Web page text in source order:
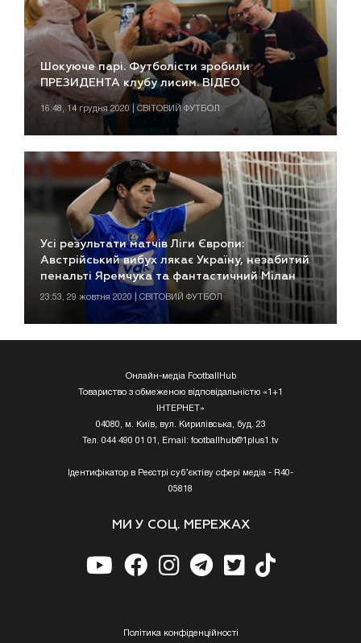
Шокуюче парі. Футболісти зробили
ПРЕЗИДЕНТА клубу лисим. ВІДЕО
16:48, 14 грудня 2020 | СВІТОВИЙ ФУТБОЛ
Усі результати матчів Ліги Європи:
Австрійський вибух лякає Україну, незабитий
пенальті Яремчука та фантастичний Мілан
23:53, 29 жовтня 2020 | СВІТОВИЙ ФУТБОЛ
Онлайн-медіа FootballHub
Товариство з обмеженою відповідальністю «1+1
ІНТЕРНЕТ»
04080, м. Київ, вул. Кирилівська, буд. 23
Тел. 044 490 01 01, Email: footballhub@1plus1.tv
Ідентифікатор в Реєстрі суб’єктіву сфері медіа - R40-
05818
МИ У СОЦ. МЕРЕЖАХ
Полiтика конфiденцiйностi